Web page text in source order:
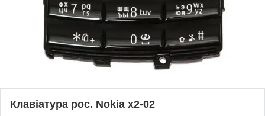
Клавіатура рос. Nokia x2-02